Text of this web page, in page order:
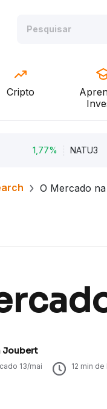
Cripto
NATU3 8,29
O Mercado
Joubert
13/mai 12 min de